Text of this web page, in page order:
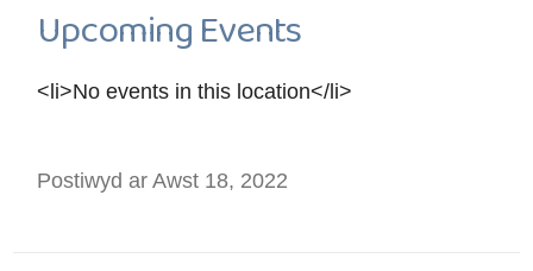
Upcoming Events
<li>No events in this location</li>
Postiwyd ar Awst 18, 2022